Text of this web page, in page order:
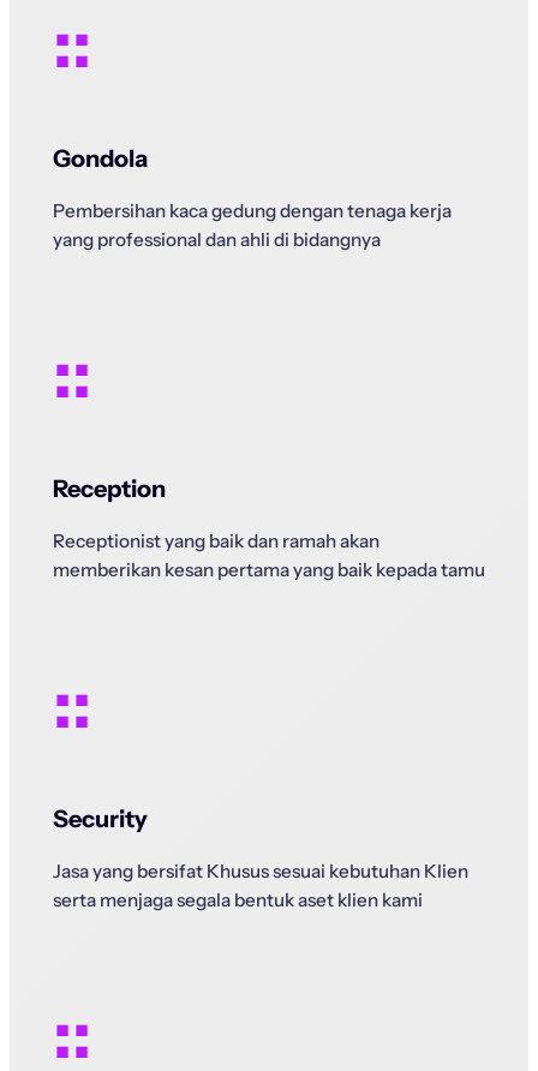
::
Gondola
Pembersihan kaca gedung dengan tenaga kerja
yang professional dan ahli di bidangnya
::
Reception
Receptionist yang baik dan ramah akan
memberikan kesan pertama yang baik kepada tamu
::
Security
Jasa yang bersifat Khusus sesuai kebutuhan Klien
serta menjaga segala bentuk aset klien kami
::